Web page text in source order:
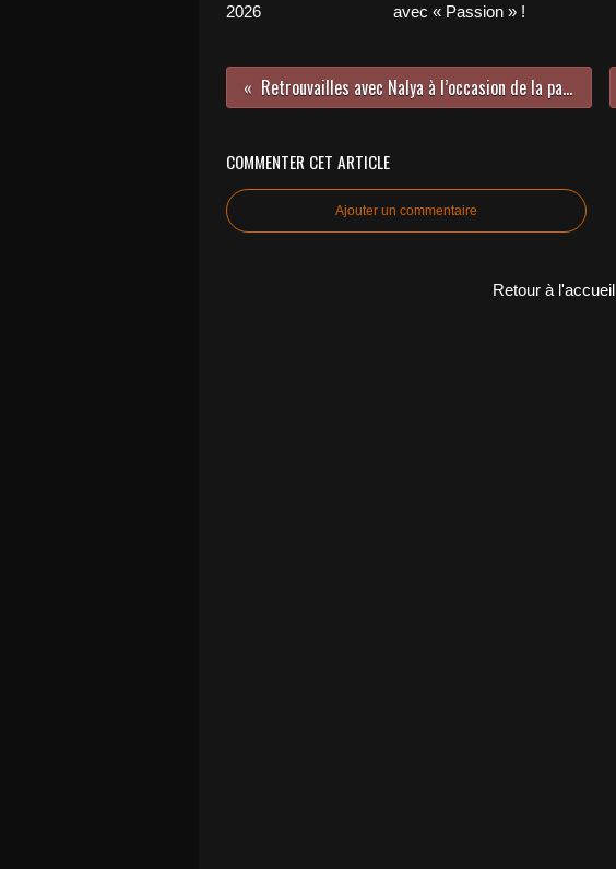
2026
avec « Passion » !
Retrouvailles avec Nalya à l’occasion de la parution de son nouvel album !
COMMENTER CET ARTICLE
Ajouter un commentaire
Retour à l'accueil